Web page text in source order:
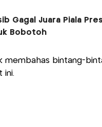
Gagal Juara Piala
Bobotoh
membahas bintang-
ini.